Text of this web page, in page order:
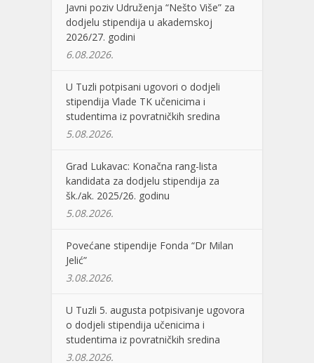
Javni poziv Udruženja “Nešto Više” za
dodjelu stipendija u akademskoj
2026/27. godini
6.08.2026.
U Tuzli potpisani ugovori o dodjeli
stipendija Vlade TK učenicima i
studentima iz povratničkih sredina
5.08.2026.
Grad Lukavac: Konačna rang-lista
kandidata za dodjelu stipendija za
šk./ak. 2025/26. godinu
5.08.2026.
Povećane stipendije Fonda “Dr Milan
Jelić”
3.08.2026.
U Tuzli 5. augusta potpisivanje ugovora
o dodjeli stipendija učenicima i
studentima iz povratničkih sredina
3.08.2026.